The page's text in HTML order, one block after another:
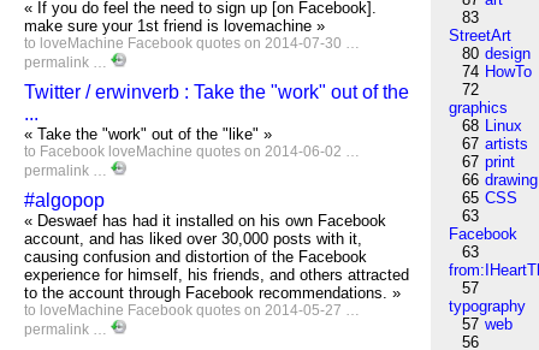
« If you do feel the need to sign up [on Facebook].
make sure your 1st friend is lovemachine »
to loveMachine Facebook quotes on 2014-07-30 …
permalink …
Twitter / erwinverb : Take the "work" out of the
...
« Take the "work" out of the "like" »
to Facebook loveMachine quotes on 2014-06-02 …
permalink …
#algopop
« Deswaef has had it installed on his own Facebook
account, and has liked over 30,000 posts with it,
causing confusion and distortion of the Facebook
experience for himself, his friends, and others attracted
to the account through Facebook recommendations. »
to loveMachine Facebook quotes on 2014-05-27 …
permalink …
83
StreetArt
80 design
74 HowTo
72
graphics
68 Linux
67 artists
67 print
66 drawing
65 CSS
63
Facebook
63
57
typography
57 web
56